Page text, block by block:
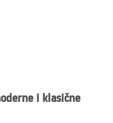
i klasične